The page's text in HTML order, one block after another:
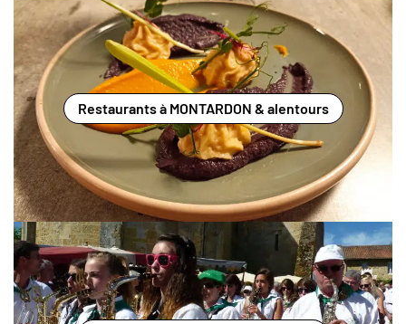
Restaurants à MONTARDON & alentours